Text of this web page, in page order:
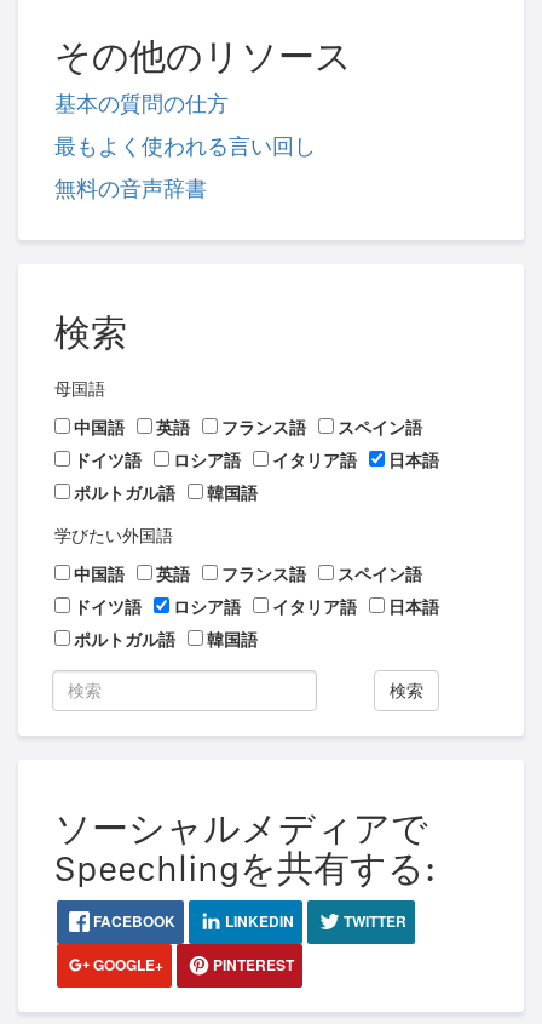
その他のリソース
基本の質問の仕方
最もよく使われる言い回し
無料の音声辞書
検索
母国語
中国語
英語 フランス語
スペイン語
ドイツ語
ロシア語 イタリア語
日本語
ポルトガル語
韓国語
学びたい外国語
中国語
英語 フランス語
スペイン語
ドイツ語
ロシア語 イタリア語
日本語
ポルトガル語
韓国語
検索
ソーシャルメディアで
Speechlingを共有する:
FACEBOOK LINKEDIN
TWITTER
GOOGLE+
PINTEREST